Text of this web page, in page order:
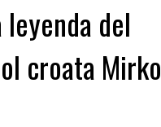
leyenda del
croata Mirko